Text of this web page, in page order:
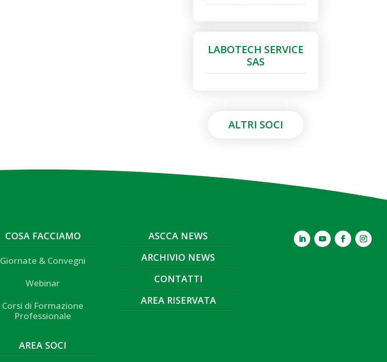
LABOTECH SERVICE
SAS
ALTRI SOCI
COSA FACCIAMO
Giornate & Convegni
Webinar
Corsi di Formazione
Professionale
AREA SOCI
ASCCA NEWS
ARCHIVIO NEWS
CONTATTI
AREA RISERVATA